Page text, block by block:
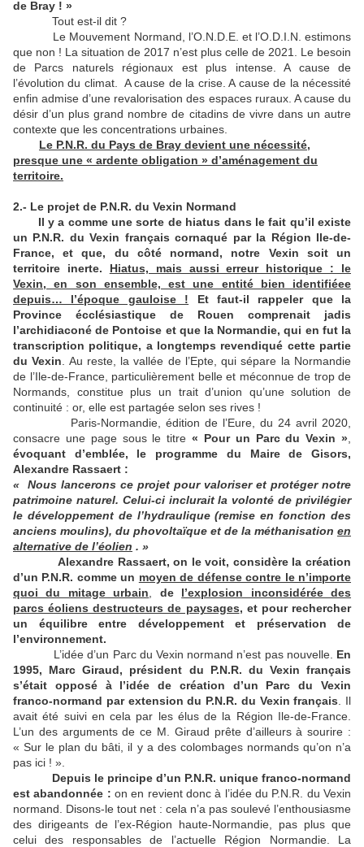
de Bray ! »
Tout est-il dit ?
Le Mouvement Normand, l’O.N.D.E. et l’O.D.I.N. estimons
que non ! La situation de 2017 n’est plus celle de 2021. Le besoin
de Parcs naturels régionaux est plus intense. A cause de
l’évolution du climat. A cause de la crise. A cause de la nécessité
enfin admise d’une revalorisation des espaces ruraux. A cause du
désir d’un plus grand nombre de citadins de vivre dans un autre
contexte que les concentrations urbaines.
Le P.N.R. du Pays de Bray devient une nécessité,
presque une « ardente obligation » d’aménagement du
territoire.
2.- Le projet de P.N.R. du Vexin Normand
Il y a comme une sorte de hiatus dans le fait qu’il existe
un P.N.R. du Vexin français cornaqué par la Région Ile-de-
France, et que, du côté normand, notre Vexin soit un
territoire inerte.
Hiatus, mais aussi erreur historique : le
Vexin, en son ensemble, est une entité bien identifiéee
depuis… l’époque gauloise ! Et faut-il rappeler que la
Province écclésiastique de Rouen comprenait jadis
l’archidiaconé de Pontoise et que la Normandie, qui en fut la
transcription politique, a longtemps revendiqué cette partie
du Vexin . Au reste, la vallée de l’Epte, qui sépare la Normandie
de l’Ile-de-France, particulièrement belle et méconnue de trop de
Normands, constitue plus un trait d’union qu’une solution de
continuité : or, elle est partagée selon ses rives !
Paris-Normandie, édition de l’Eure, du 24 avril 2020,
consacre une page sous le titre « Pour un Parc du Vexin »
évoquant d’emblée, le programme du Maire de Gisors,
Alexandre Rassaert :
« Nous lancerons ce projet pour valoriser et protéger notre
patrimoine naturel. Celui-ci inclurait la volonté de privilégier
le développement de l’hydraulique (remise en fonction des
anciens moulins), du phovoltaïque et de la méthanisation en
alternative de l’éolien . »
Alexandre Rassaert, on le voit, considère la création
d’un P.N.R. comme un moyen de défense contre le n’importe
quoi du mitage urbain
de l’explosion inconsidérée des
parcs éoliens destructeurs de paysages, et pour rechercher
un équilibre entre développement et préservation de
l’environnement.
L’idée d’un Parc du Vexin normand n’est pas nouvelle. En
1995, Marc Giraud, président du P.N.R. du Vexin français
s’était opposé à l’idée de création d’un Parc du Vexin
franco-normand par extension du P.N.R. du Vexin français . Il
avait été suivi en cela par les élus de la Région Ile-de-France.
L’un des arguments de ce M. Giraud prête d’ailleurs à sourire :
« Sur le plan du bâti, il y a des colombages normands qu’on n’a
pas ici ! ».
Depuis le principe d’un P.N.R. unique franco-normand
est abandonnée : on en revient donc à l’idée du P.N.R. du Vexin
normand. Disons-le tout net : cela n’a pas soulevé l’enthousiasme
des dirigeants de l’ex-Région haute-Normandie, pas plus que
celui des responsables de l’actuelle Région Normandie. La